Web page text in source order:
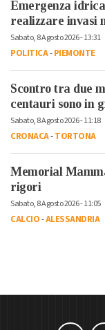
Emergenza
realizzare invasi
Sabato, 8 Agosto 2026 - 13:31
POLITICA-PIEMONTE
Scontro tra due
centauri sono in
Sabato, 8 Agosto 2026 - 11:18
CRONACA-TORTONA
Memorial
rigori
Sabato, 8 Agosto 2026 - 11:05
CALCIO-ALESSANDRIA